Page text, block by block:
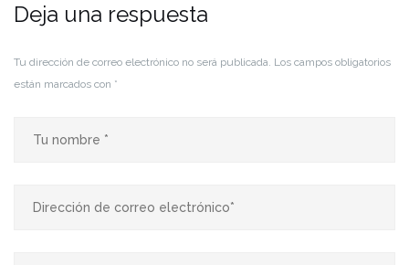
Deja una respuesta
Tu dirección de correo electrónico no será publicada. Los campos obligatorios
están marcados con *